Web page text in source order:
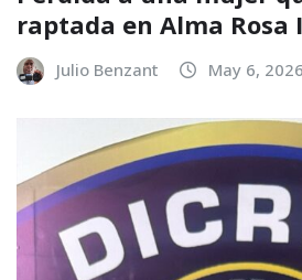
raptada en Alma Rosa
Julio Benzant May 6, 2026